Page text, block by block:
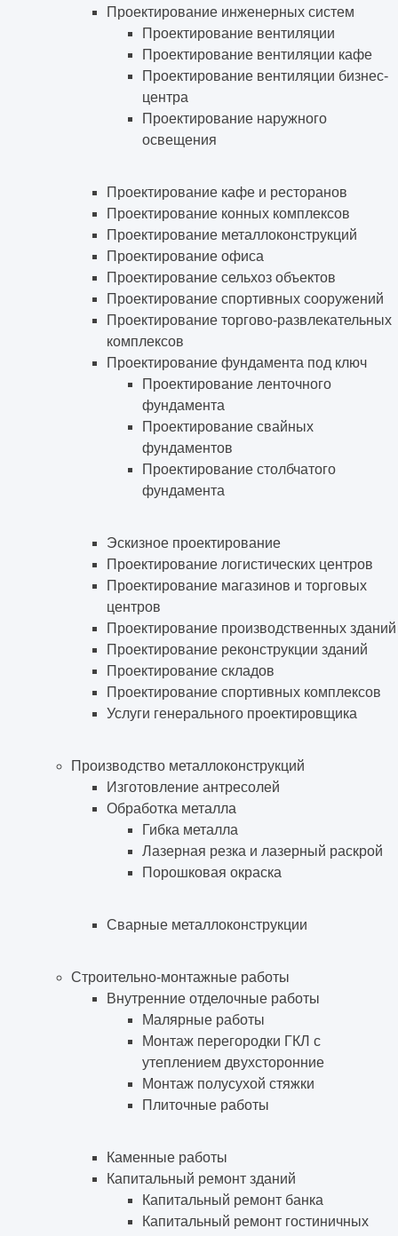
Проектирование инженерных систем
Проектирование вентиляции
Проектирование вентиляции кафе
Проектирование вентиляции бизнес-
центра
Проектирование наружного
освещения
Проектирование кафе и ресторанов
Проектирование конных комплексов
Проектирование металлоконструкций
Проектирование офиса
Проектирование сельхоз объектов
Проектирование спортивных сооружений
Проектирование торгово-развлекательных
комплексов
Проектирование фундамента под ключ
Проектирование ленточного
фундамента
Проектирование свайных
фундаментов
Проектирование столбчатого
фундамента
Эскизное проектирование
Проектирование логистических центров
Проектирование магазинов и торговых
центров
Проектирование производственных зданий
Проектирование реконструкции зданий
Проектирование складов
Проектирование спортивных комплексов
Услуги генерального проектировщика
Производство металлоконструкций
Изготовление антресолей
Обработка металла
Гибка металла
Лазерная резка и лазерный раскрой
Порошковая окраска
Сварные металлоконструкции
Строительно-монтажные работы
Внутренние отделочные работы
Малярные работы
Монтаж перегородки ГКЛ с
утеплением двухсторонние
Монтаж полусухой стяжки
Плиточные работы
Каменные работы
Капитальный ремонт зданий
Капитальный ремонт банка
Капитальный ремонт гостиничных